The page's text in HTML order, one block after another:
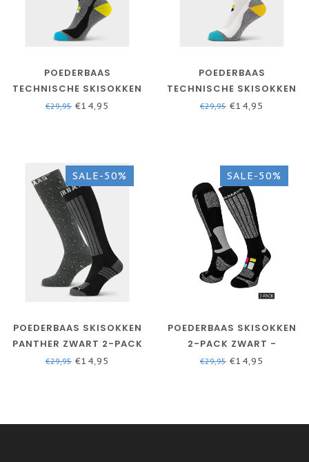
POEDERBAAS
TECHNISCHE SKISOKKEN
BAMBOO 1-PACK ZWART
€29,95 €14,95
POEDERBAAS
TECHNISCHE SKISOKKEN
BAMBOO 1-PACK WIT
€29,95 €14,95
SALE-50%
POEDERBAAS SKISOKKEN
PANTHER ZWART 2-PACK
- DAMES
€29,95 €14,95
SALE-50%
POEDERBAAS SKISOKKEN
2-PACK ZWART -
WINTERSPORTSOKKEN -
€29,95 €14,95